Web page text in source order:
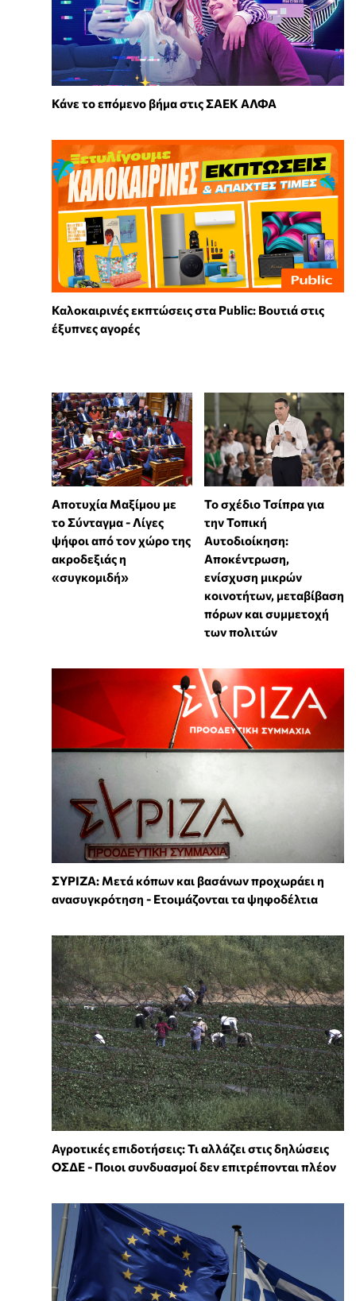
Κάνε το επόμενο βήμα στις ΣΑΕΚ ΑΛΦΑ
Καλοκαιρινές εκπτώσεις στα Public: Βουτιά στις
έξυπνες αγορές
Αποτυχία Μαξίμου με
το Σύνταγμα - Λίγες
ψήφοι από τον χώρο της
ακροδεξιάς η
«συγκομιδή»
Το σχέδιο Τσίπρα για
την Τοπική
Αυτοδιοίκηση:
Αποκέντρωση,
ενίσχυση μικρών
κοινοτήτων, μεταβίβαση
πόρων και συμμετοχή
των πολιτών
ΣΥΡΙΖΑ: Μετά κόπων και βασάνων προχωράει η
ανασυγκρότηση - Ετοιμάζονται τα ψηφοδέλτια
Αγροτικές επιδοτήσεις: Τι αλλάζει στις δηλώσεις
ΟΣΔΕ - Ποιοι συνδυασμοί δεν επιτρέπονται πλέον